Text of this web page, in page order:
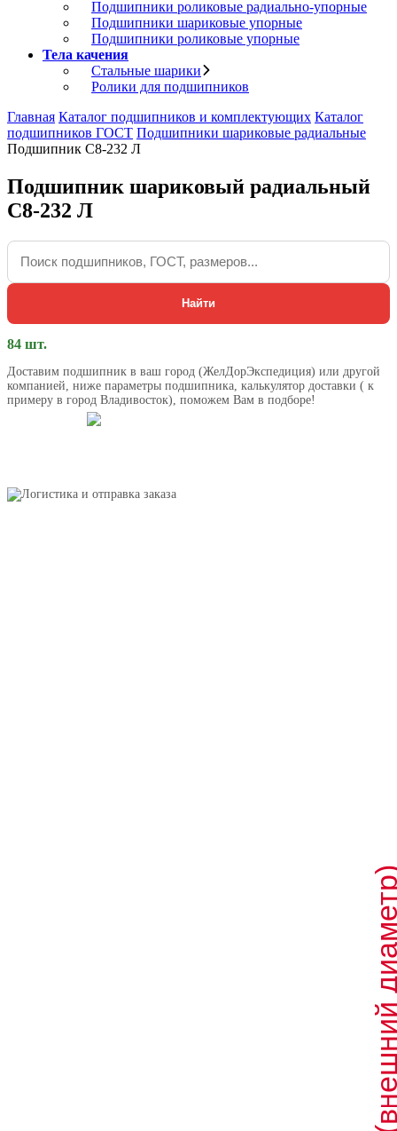
Подшипники роликовые радиально-упорные
Подшипники шариковые упорные
Подшипники роликовые упорные
Тела качения
Стальные шарики
Ролики для подшипников
Главная Каталог подшипников и комплектующих Каталог
подшипников ГОСТ Подшипники шариковые радиальные
Подшипник С8-232 Л
Подшипник шариковый радиальный
С8-232 Л
Найти
84 шт.
Доставим подшипник в ваш город (ЖелДорЭкспедиция) или другой
компанией, ниже параметры подшипника, калькулятор доставки ( к
примеру в город Владивосток), поможем Вам в подборе!